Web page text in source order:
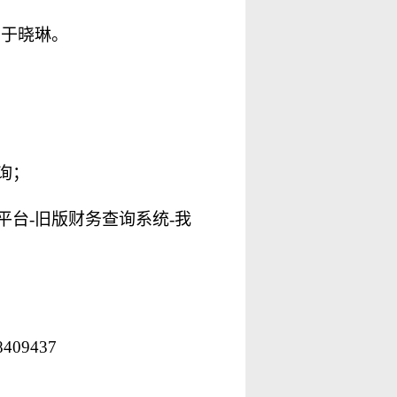
晓琳。
；
台- 旧版财务查询系统-我